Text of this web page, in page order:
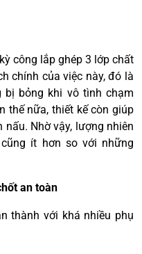
công lắp ghép 3 lớp chất
chính của việc này, đó là
bị bỏng khi vô tình chạm
thế nữa, thiết kế còn giúp
Nhờ vậy, lượng nhiên
ít hơn so với những
an toàn
thành với khá nhiều phụ